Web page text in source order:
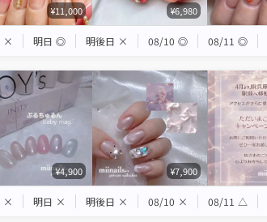
¥11,000 ¥6,980
× 明日 ◎ 明後日 × 08/10 ◎ 08/11 ◎
¥4,900 ¥7,900
× 明日 × 明後日 × 08/10 × 08/11 △